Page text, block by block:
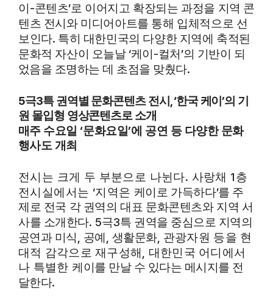
이-콘텐츠’로 이어지고 확장되는 과정을 지역 콘
텐츠 전시와 미디어아트를 통해 입체적으로 선
보인다. 특히 대한민국의 다양한 지역에 축적된
문화적 자산이 오늘날‘케이-컬처’의 기반이 되
었음을 조명하는 데 초점을 맞췄다.
5극3특 권역별 문화콘텐츠 전시 ‘한국 케이’의 기
원 몰입형 영상콘텐츠로 소개
매주 수요일‘문화요일’에 공연 등 다양한 문화
행사도 개최
전시 는 크게 두 부분으로 나뉜다. 사랑채 1층
전시실에서는 ‘지역은 케이로 가득하다’를 주
제로 전국 각 권역의 대표 문화콘텐츠와 지역 서
사를 소개한다. 5극3특 권역을 중심으로 지역의
공연과 미식
공예 생활문화, 관광자원 등을 현
대적 감각으로 재구성해
대한민국 어디에서
나 특별한 케이를 만날 수 있다는 메시지를 전
달한다.